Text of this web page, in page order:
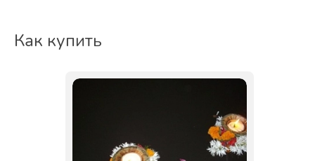
Как купить